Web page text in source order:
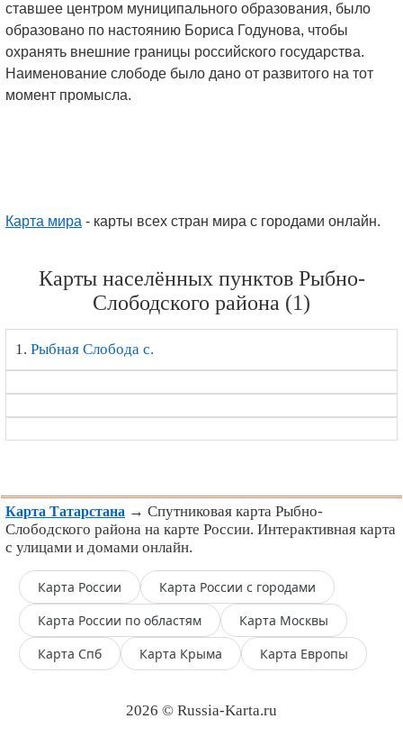
ставшее центром муниципального образования, было
образовано по настоянию Бориса Годунова, чтобы
охранять внешние границы российского государства.
Наименование слободе было дано от развитого на тот
момент промысла.
Карта мира - карты всех стран мира с городами онлайн.
Карты населённых пунктов Рыбно-
Слободского района (1)
1. Рыбная Слобода с.
Карта Татарстана → Спутниковая карта Рыбно-
Слободского района на карте России. Интерактивная карта
с улицами и домами онлайн.
Карта России
Карта России с городами
Карта России по областям
Карта Москвы
Карта Спб
Карта Крыма Карта Европы
2026 © Russia-Karta.ru